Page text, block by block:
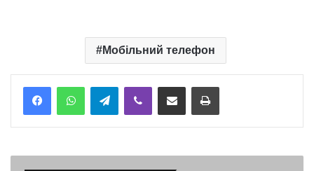
Мобільний телефон
TelegramViber Надіслати електронною поштоюНадрукувати